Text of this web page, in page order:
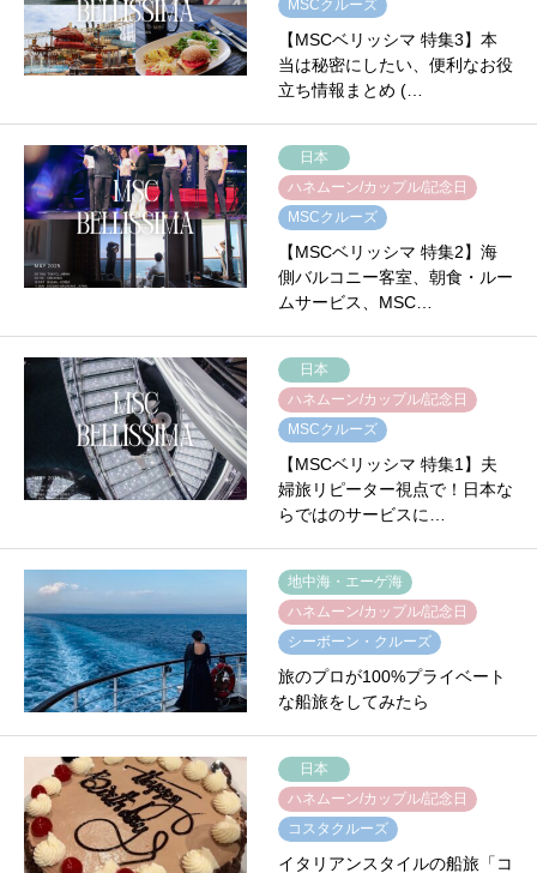
MSCクルーズ
【MSCベリッシマ 特集3】本
当は秘密にしたい、便利なお役
立ち情報まとめ (…
日本
ハネムーン/カップル/記念日
MSCクルーズ
【MSCベリッシマ 特集2】海
側バルコニー客室、朝食・ルー
ムサービス、MSC…
日本
ハネムーン/カップル/記念日
MSCクルーズ
【MSCベリッシマ 特集1】夫
婦旅リピーター視点で！日本な
らではのサービスに…
地中海・エーゲ海
ハネムーン/カップル/記念日
シーボーン・クルーズ
旅のプロが100%プライベート
な船旅をしてみたら
日本
ハネムーン/カップル/記念日
コスタクルーズ
イタリアンスタイルの船旅「コ